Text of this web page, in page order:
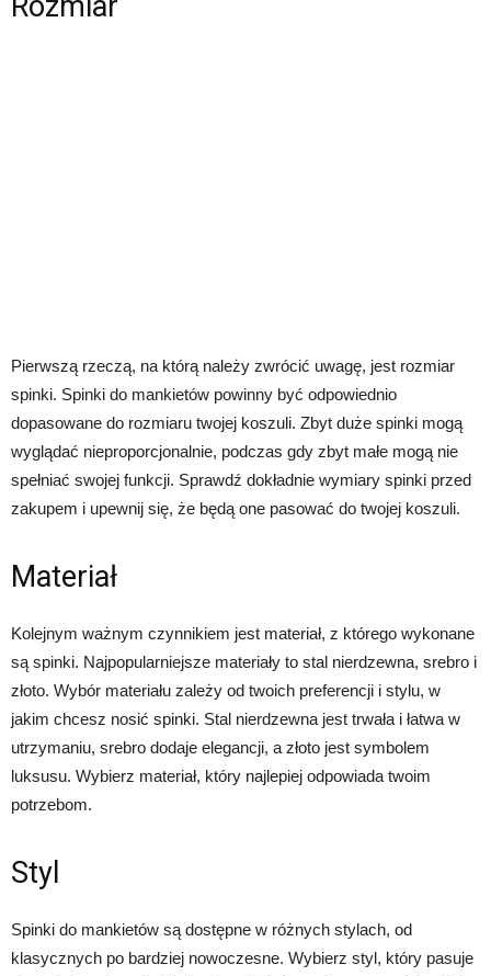
Pierwszą rzeczą, na którą należy zwrócić uwagę, jest rozmiar
spinki. Spinki do mankietów powinny być odpowiednio
dopasowane do rozmiaru twojej koszuli. Zbyt duże spinki mogą
wyglądać nieproporcjonalnie, podczas gdy zbyt małe mogą nie
spełniać swojej funkcji. Sprawdź dokładnie wymiary spinki przed
zakupem i upewnij się, że będą one pasować do twojej koszuli.
Materiał
Kolejnym ważnym czynnikiem jest materiał, z którego wykonane
są spinki. Najpopularniejsze materiały to stal nierdzewna, srebro i
złoto. Wybór materiału zależy od twoich preferencji i stylu, w
jakim chcesz nosić spinki. Stal nierdzewna jest trwała i łatwa w
utrzymaniu, srebro dodaje elegancji, a złoto jest symbolem
luksusu. Wybierz materiał, który najlepiej odpowiada twoim
potrzebom.
Styl
Spinki do mankietów są dostępne w różnych stylach, od
klasycznych po bardziej nowoczesne. Wybierz styl, który pasuje